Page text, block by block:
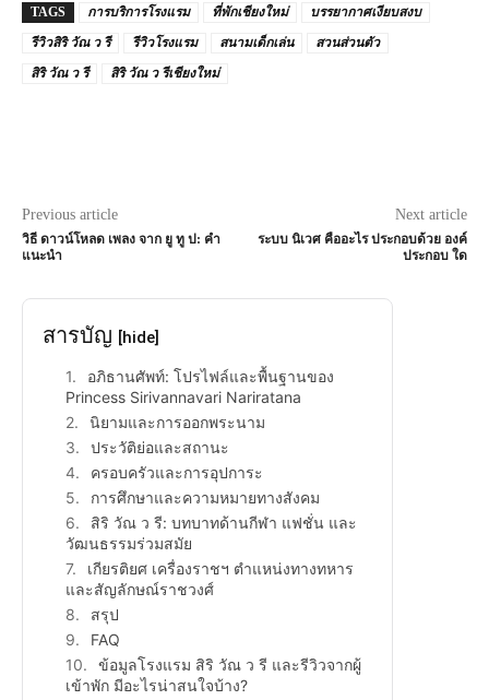
TAGS การบริการโรงแรม ที่พักเชียงใหม่
บรรยากาศเงียบสงบ
รีวิวสิริ วัณ ว รี
รีวิวโรงแรม สนามเด็กเล่น
สวนส่วนตัว
สิริ วัณ ว รี
สิริ วัณ ว รีเชียงใหม่
Previous article
วิธี ดาวน์โหลด เพลง จาก ยู ทู ป: คำ
แนะนำ
Next article
ระบบ นิเวศ คืออะไร ประกอบด้วย องค์
ประกอบ ใด
สารบัญ [hide]
อภิธานศัพท์: โปรไฟล์และพื้นฐานของ
Princess Sirivannavari Nariratana
นิยามและการออกพระนาม
ประวัติย่อและสถานะ
ครอบครัวและการอุปการะ
การศึกษาและความหมายทางสังคม
สิริ วัณ ว รี: บทบาทด้านกีฬา แฟชั่น และ
วัฒนธรรมร่วมสมัย
เกียรติยศ เครื่องราชฯ ตำแหน่งทางทหาร
และสัญลักษณ์ราชวงศ์
สรุป
FAQ
ข้อมูลโรงแรม สิริ วัณ ว รี และรีวิวจากผู้
เข้าพัก มีอะไรน่าสนใจบ้าง?